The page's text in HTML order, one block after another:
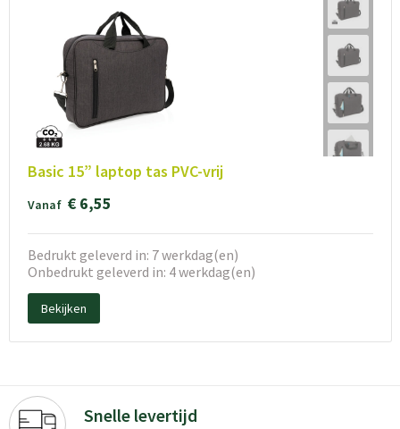
Basic 15” laptop tas PVC-vrij
Vanaf € 6,55
Bedrukt geleverd in: 7 werkdag(en)
Onbedrukt geleverd in: 4 werkdag(en)
Bekijken
Snelle levertijd